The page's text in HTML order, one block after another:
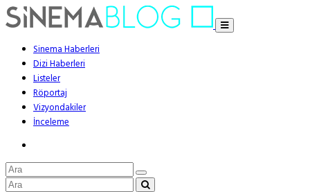
Sinema Haberleri
Dizi Haberleri
Listeler
Röportaj
Vizyondakiler
İnceleme